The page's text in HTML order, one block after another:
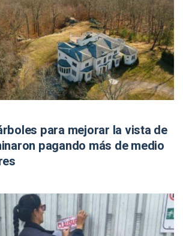
para mejorar la vista de
pagando más de medio